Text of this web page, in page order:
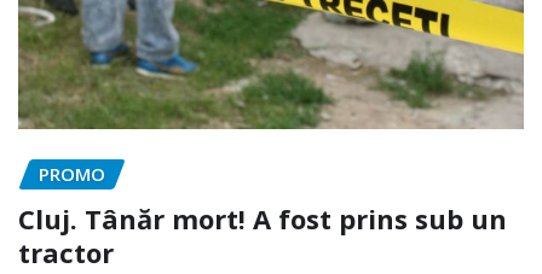
PROMO
Cluj. Tânăr mort! A fost prins sub un
tractor